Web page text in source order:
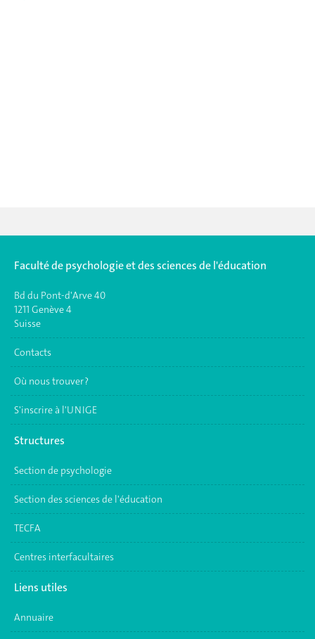
Faculté de psychologie et des sciences de l'éducation
Bd du Pont-d'Arve 40
1211 Genève 4
Suisse
Contacts
Où nous trouver ?
S'inscrire à l'UNIGE
Structures
Section de psychologie
Section des sciences de l'éducation
TECFA
Centres interfacultaires
Liens utiles
Annuaire